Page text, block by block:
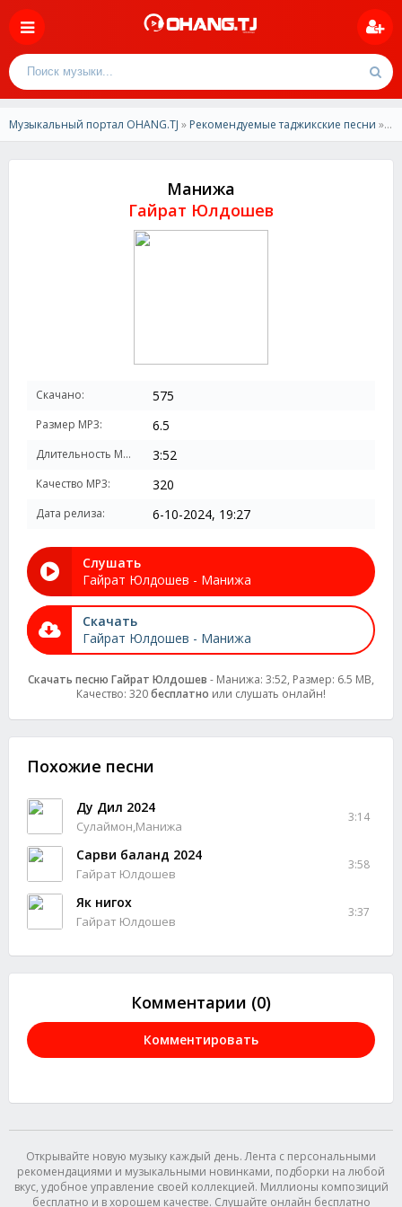
Музыкальный портал OHANG.TJ » Рекомендуемые таджикские песни » Гайрат Юлдошев - Манижа
Манижа
Гайрат Юлдошев
Скачано: 575
Размер MP3: 6.5
Длительность MP3: 3:52
Качество MP3: 320
Дата релиза: 6-10-2024, 19:27
Слушать
Гайрат Юлдошев - Манижа
Скачать
Гайрат Юлдошев - Манижа
Скачать песню Гайрат Юлдошев - Манижа: 3:52, Размер: 6.5 MB,
Качество: 320бесплатно или слушать онлайн!
Похожие песни
Ду Дил 2024
Сулаймон,Манижа
3:14
Сарви баланд 2024
Гайрат Юлдошев
3:58
Як нигох
Гайрат Юлдошев
3:37
Комментарии (0)
Комментировать
Открывайте новую музыку каждый день. Лента с персональными
рекомендациями и музыкальными новинками, подборки на любой
вкус, удобное управление своей коллекцией. Миллионы композиций
бесплатно и в хорошем качестве. Слушайте онлайн бесплатно